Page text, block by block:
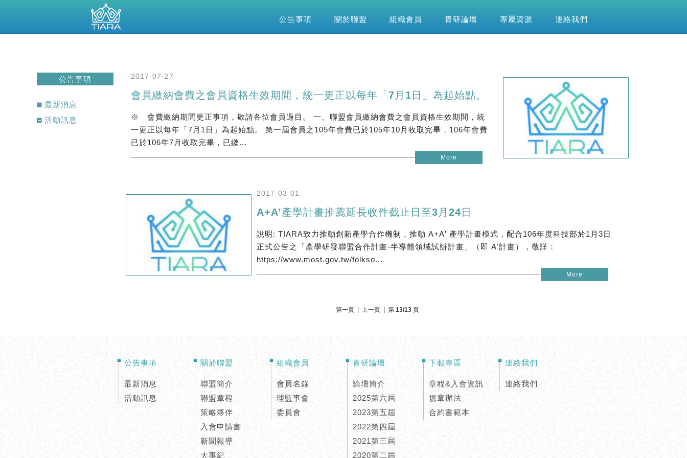
公告事項 關於聯盟 組織會員 青研論壇 專屬資源 連絡我們
公告事項
最新消息
活動訊息
2017-07-27
會員繳納會費之會員資格生效期間，統一更正以每年「7月1日」為起始點。
※ 會費繳納期間更正事項，敬請各位會員過目。 一、聯盟會員繳納會費之會員資格生效期間，統
一更正以每年「7月1日」為起始點。 第一屆會員之105年會費已於105年10月收取完畢，106年會費
已於106年7月收取完畢，已繳...
More
2017-03-01
A+A’產學計畫推薦延長收件截止日至3月24日
說明: TIARA致力推動創新產學合作機制，推動 A+A' 產學計畫模式，配合106年度科技部於1月3日
正式公告之「產學研發聯盟合作計畫-半導體領域試辦計畫」（即 A'計畫），敬詳：
https://www.most.gov.tw/folkso...
More
第一頁 上一頁 第 13/13 頁
公告事項
最新消息
活動訊息
關於聯盟
聯盟簡介
聯盟章程
策略夥伴
入會申請書
新聞報導
大事紀
組織會員
會員名錄
理監事會
委員會
青研論壇
論壇簡介
2025第六屆
2023第五屆
2022第四屆
2021第三屆
2020第二屆
下載專區
章程&入會資訊
規章辦法
合約書範本
連絡我們
連絡我們